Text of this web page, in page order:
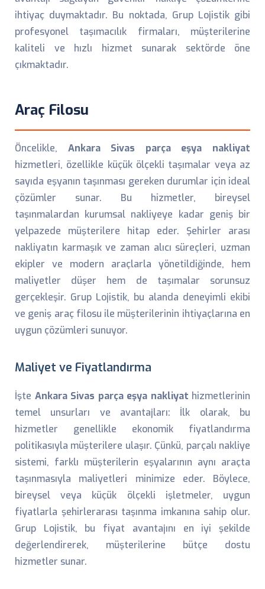
ihtiyaç duymaktadır. Bu noktada, Grup Lojistik gibi
profesyonel taşımacılık firmaları, müşterilerine
kaliteli ve hızlı hizmet sunarak sektörde öne
çıkmaktadır.
Araç Filosu
Öncelikle, Ankara Sivas parça eşya nakliyat
hizmetleri, özellikle küçük ölçekli taşımalar veya az
sayıda eşyanın taşınması gereken durumlar için ideal
çözümler sunar. Bu hizmetler, bireysel
taşınmalardan kurumsal nakliyeye kadar geniş bir
yelpazede müşterilere hitap eder. Şehirler arası
nakliyatın karmaşık ve zaman alıcı süreçleri, uzman
ekipler ve modern araçlarla yönetildiğinde, hem
maliyetler düşer hem de taşımalar sorunsuz
gerçekleşir. Grup Lojistik, bu alanda deneyimli ekibi
ve geniş araç filosu ile müşterilerinin ihtiyaçlarına en
uygun çözümleri sunuyor.
Maliyet ve Fiyatlandırma
İşte Ankara Sivas parça eşya nakliyat hizmetlerinin
temel unsurları ve avantajları: İlk olarak, bu
hizmetler genellikle ekonomik fiyatlandırma
politikasıyla müşterilere ulaşır. Çünkü, parçalı nakliye
sistemi, farklı müşterilerin eşyalarının aynı araçta
taşınmasıyla maliyetleri minimize eder. Böylece,
bireysel veya küçük ölçekli işletmeler, uygun
fiyatlarla şehirlerarası taşınma imkanına sahip olur.
Grup Lojistik, bu fiyat avantajını en iyi şekilde
değerlendirerek, müşterilerine bütçe dostu
hizmetler sunar.